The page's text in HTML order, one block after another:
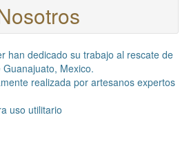
han dedicado su trabajo al rescate de
Mexico.
realizada por artesanos expertos
uso utilitario